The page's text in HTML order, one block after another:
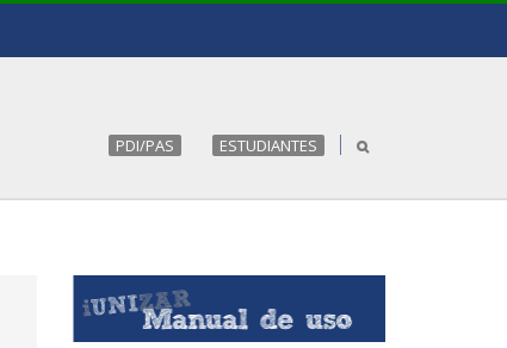
PDI/PAS ESTUDIANTES